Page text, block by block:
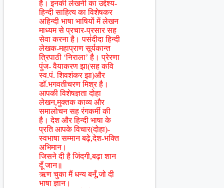
है। इनकी लेखनी का उद्देश्य-
हिन्दी साहित्य का विशेषकर
अहिन्दी भाषा भाषियों में लेखन
माध्यम से प्रचार-प्रसार सह
सेवा करना है। पसंदीदा हिन्दी
लेखक-महाप्राण सूर्यकान्त
त्रिपाठी ‘निराला’ है। प्रेरणा
पुंज- वैयाकरण झा(सह कवि
स्व.पं. शिवशंकर झा)और
डॉ.भगवतीचरण मिश्र है।
आपकी विशेषज्ञता दोहा
लेखन,मुक्तक काव्य और
समालोचन सह रंगकर्मी की
है। देश और हिन्दी भाषा के
प्रति आपके विचार(दोहा)-
स्वभाषा सम्मान बढ़े,देश-भक्ति
अभिमान।
जिसने दी है जिंदगी,बढ़ा शान
दूँ जान॥
ऋण चुका मैं धन्य बनूँ,जो दी
भाषा ज्ञान।